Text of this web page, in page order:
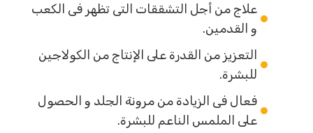
علاج من أجل التشققات التى تظهر فى الكعب
و القدمين.
التعزيز من القدرة على الإنتاج من الكولاجين
للبشرة.
فعال فى الزيادة من مرونة الجلد و الحصول
على الملمس الناعم للبشرة.